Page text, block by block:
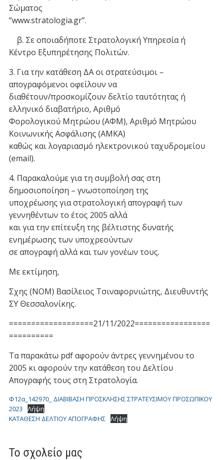
Το σχολείο μας
Σώματος
“www.stratologia.gr”.
β. Σε οποιαδήποτε Στρατολογική Υπηρεσία ή
Κέντρο Εξυπηρέτησης Πολιτών.
3. Για την κατάθεση ΔΑ οι στρατεύσιμοι –
απογραφόμενοι οφείλουν να
διαθέτουν/προσκομίζουν δελτίο ταυτότητας ή
ελληνικό διαβατήριο, Αριθμό
Φορολογικού Μητρώου (ΑΦΜ), Αριθμό Μητρώου
Κοινωνικής Ασφάλισης (ΑΜΚΑ)
καθώς και λογαριασμό ηλεκτρονικού ταχυδρομείου
(email).
4. Παρακαλούμε για τη συμβολή σας στη
δημοσιοποίηση – γνωστοποίηση της
υποχρέωσης για στρατολογική απογραφή των
γεννηθέντων το έτος 2005 αλλά
και για την επίτευξη της βέλτιστης δυνατής
ενημέρωσης των υποχρεούντων
σε απογραφή αλλά και των γονέων τους.
Με εκτίμηση,
Σχης (ΝΟΜ) Βασίλειος Τσιναφορνιώτης, Διευθυντής
ΣΥ Θεσσαλονίκης.
===================21/11/2022=================
==========
Τα παρακάτω pdf αφορούν άντρες γεννημένου το
2005 κι αφορούν την κατάθεση του Δελτίου
Απογραφής τους στη Στρατολογία.
Φ12α_142970_ ΔΙΑΒΙΒΑΣΗ ΠΡΟΣΚΛΗΣΗΣ ΣΤΡΑΤΕΥΣΙΜΟΥ ΠΡΟΣΩΠΙΚΟΥ
2023
Λήψη
ΚΑΤΑΘΕΣΗ ΔΕΛΤΙΟΥ ΑΠΟΓΡΑΦΗΣ Λήψη